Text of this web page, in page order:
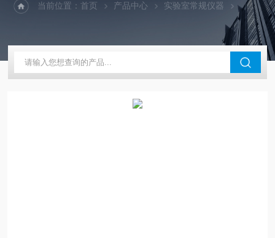
当前位置：首页 产品中心 实验室常规仪器 大龙兴创